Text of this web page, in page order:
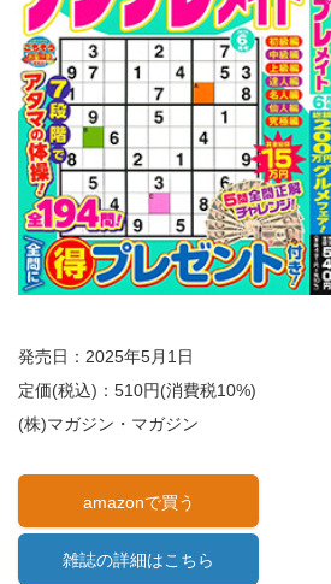
発売日：2025年5月1日
定価(税込)：510円(消費税10%)
(株)マガジン・マガジン
amazonで買う
雑誌の詳細はこちら